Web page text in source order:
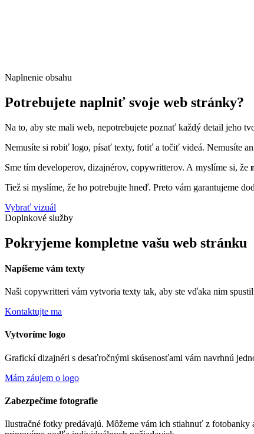
Naplnenie obsahu
Potrebujete naplniť svoje web stránky?
Na to, aby ste mali web, nepotrebujete poznať každý detail jeho
Nemusíte si robiť logo, písať texty, fotiť a točiť videá. Nemusíte
Sme tím developerov, dizajnérov, copywritterov. A myslíme si, že
Tiež si myslíme, že ho potrebujte hneď. Preto vám garantujeme
Vybrať vizuál
Doplnkové služby
Pokryjeme kompletne vašu web stránku
Napíšeme vám texty
Naši copywritteri vám vytvoria texty tak, aby ste vďaka nim
Kontaktujte ma
Vytvoríme logo
Grafickí dizajnéri s desaťročnými skúsenosťami vám navrhnú
Mám záujem o logo
Zabezpečíme fotografie
Ilustračné fotky predávajú. Môžeme vám ich stiahnuť z